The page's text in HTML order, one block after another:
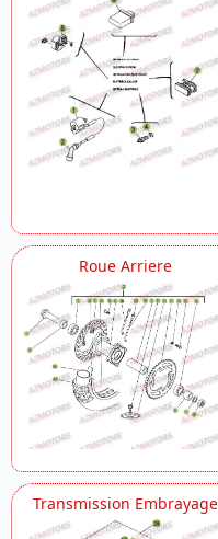
Roue Arriere
Transmission Embrayage